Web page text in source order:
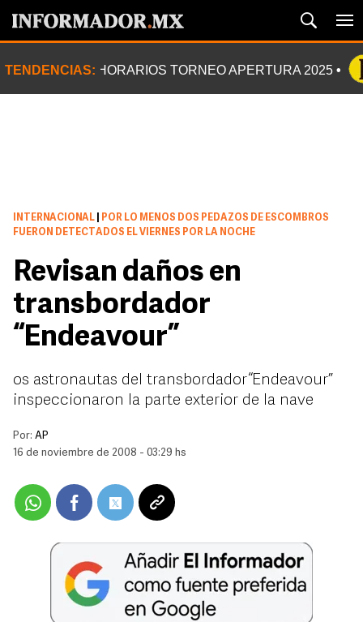
TENDENCIAS: HORARIOS TORNEO APERTURA 2025
INTERNACIONAL
POR LO MENOS DOS PEDAZOS DE ESCOMBROS
FUERON DETECTADOS EL VIERNES POR LA NOCHE
Revisan daños en
transbordador
“Endeavour”
os astronautas del transbordador “Endeavour”
inspeccionaron la parte exterior de la nave
Por: AP
16 de noviembre de 2008 - 03:29 hs